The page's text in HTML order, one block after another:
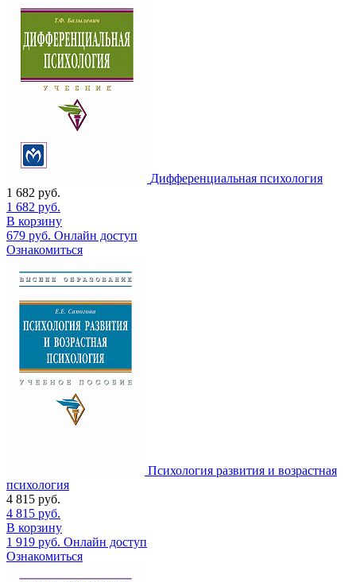
Дифференциальная психология
1 682 руб.
1 682 руб.
В корзину
679 руб. Онлайн доступ
Ознакомиться
Психология развития и возрастная
психология
4 815 руб.
4 815 руб.
В корзину
1 919 руб. Онлайн доступ
Ознакомиться